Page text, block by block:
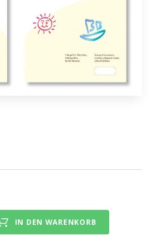
IN DEN WARENKORB